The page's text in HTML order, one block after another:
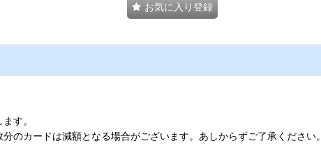
お気に入り登録
す。
のカードは減額となる場合がございます。あしからずご了承ください。